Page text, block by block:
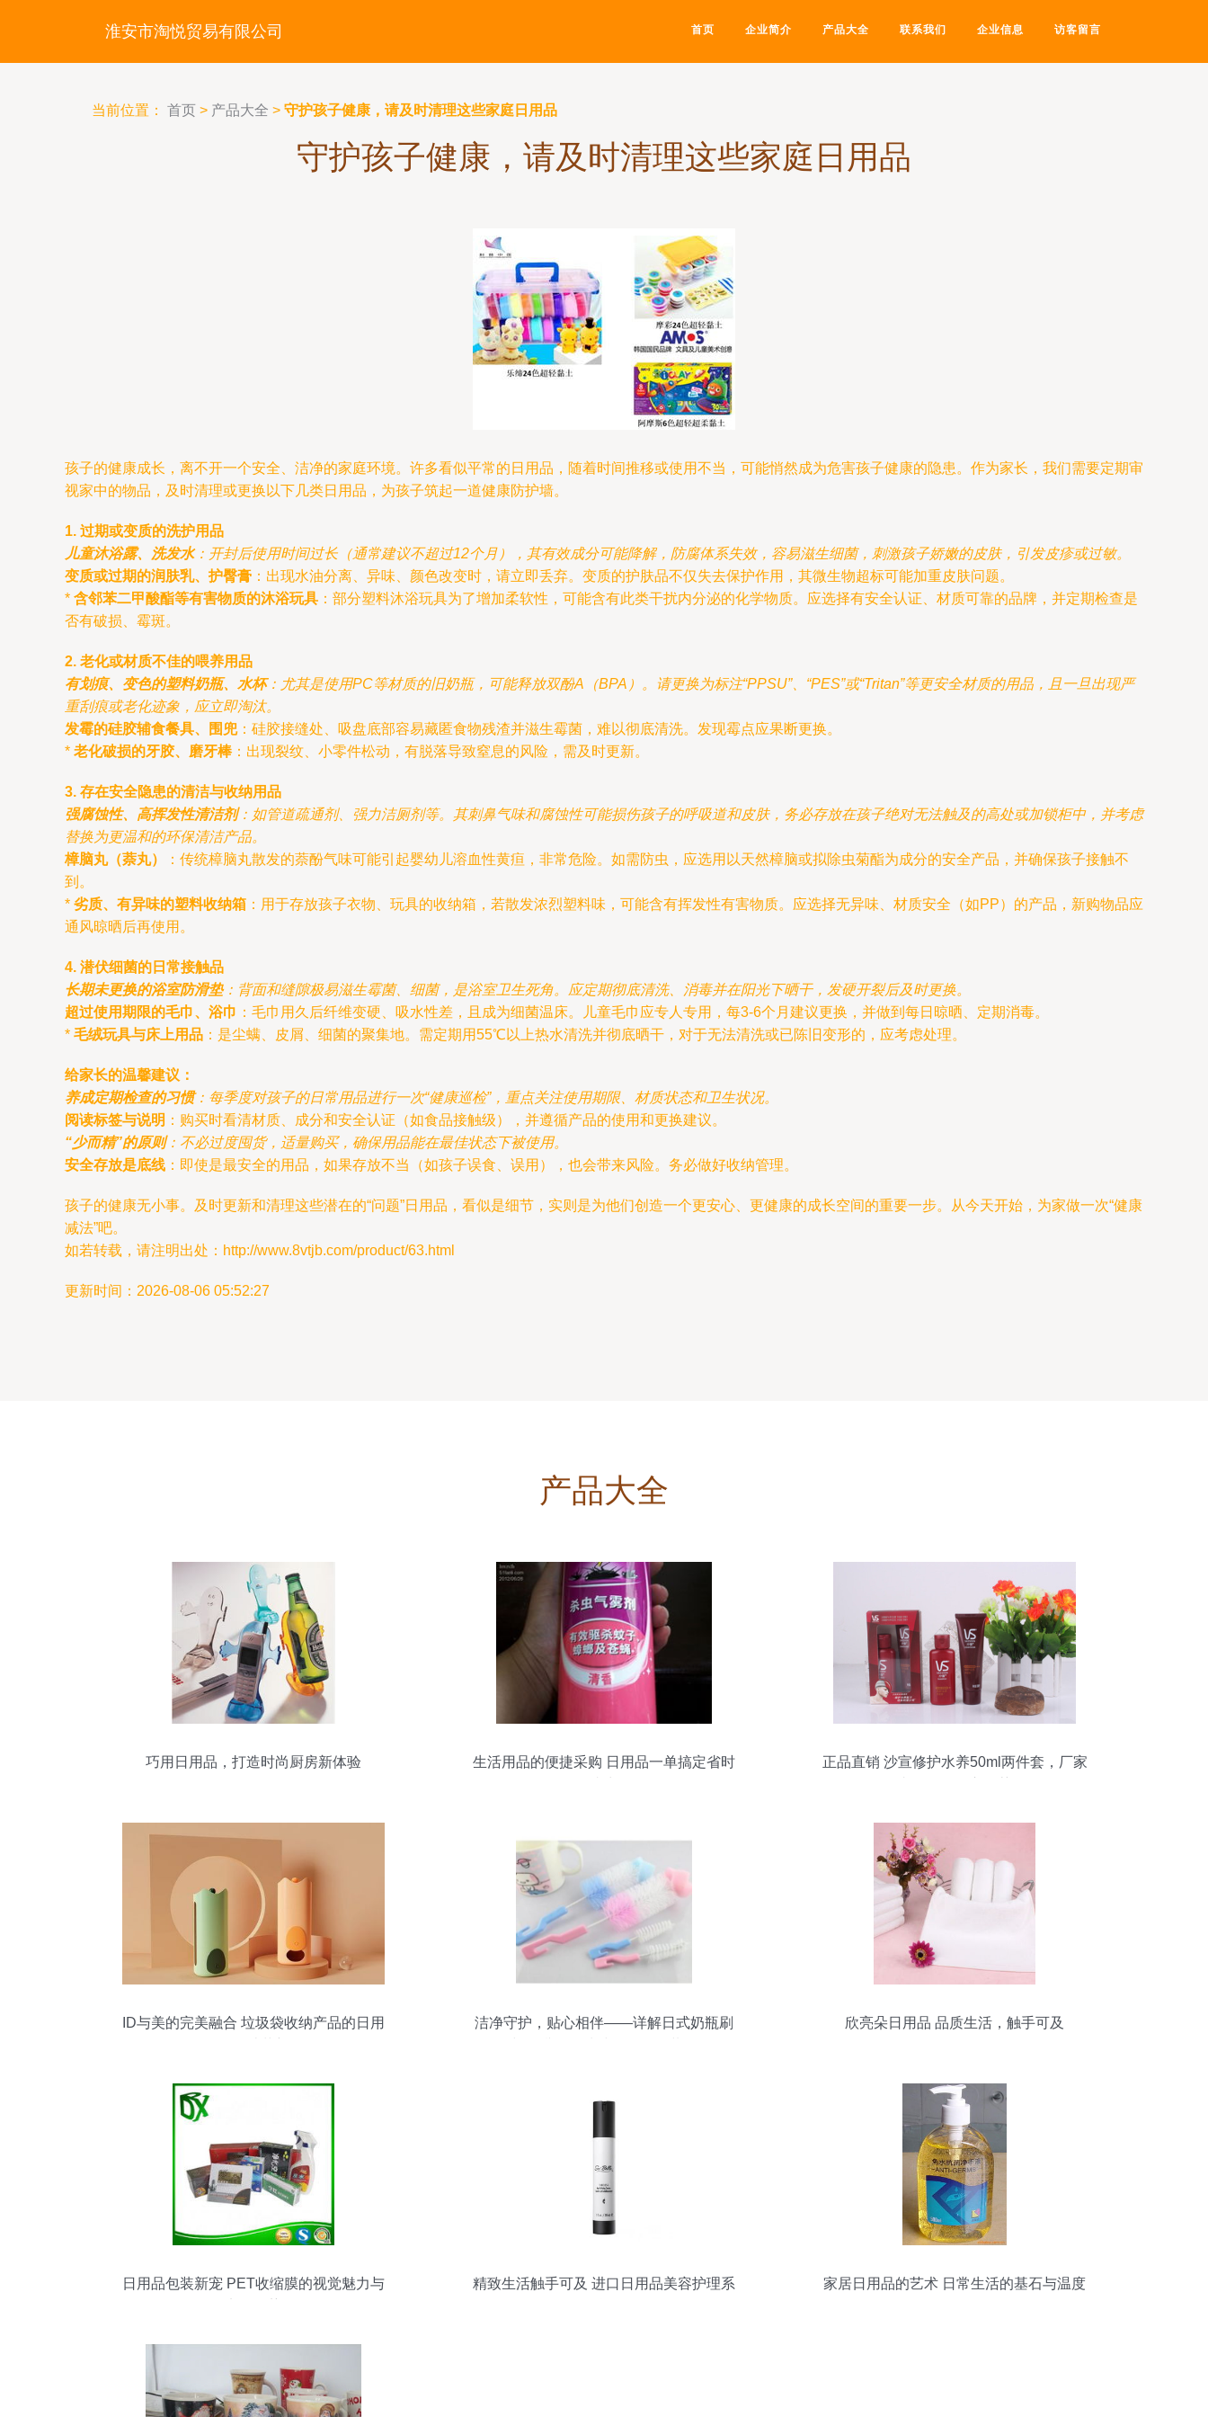
淮安市淘悦贸易有限公司 首页 企业简介 产品大全 联系我们 企业信息 访客留言
当前位置： 首页 > 产品大全 > 守护孩子健康，请及时清理这些家庭日用品
守护孩子健康，请及时清理这些家庭日用品
孩子的健康成长，离不开一个安全、洁净的家庭环境。许多看似平常的日用品，随着时间推移或使用不当，可能悄然成为危害孩子健康的隐患。作为家长，我们需要定期审
视家中的物品，及时清理或更换以下几类日用品，为孩子筑起一道健康防护墙。
1. 过期或变质的洗护用品
儿童沐浴露、洗发水：开封后使用时间过长（通常建议不超过12个月），其有效成分可能降解，防腐体系失效，容易滋生细菌，刺激孩子娇嫩的皮肤，引发皮疹或过敏。
变质或过期的润肤乳、护臀膏 ：出现水油分离、异味、颜色改变时，请立即丢弃。变质的护肤品不仅失去保护作用，其微生物超标可能加重皮肤问题。
* 含邻苯二甲酸酯等有害物质的沐浴玩具 ：部分塑料沐浴玩具为了增加柔软性，可能含有此类干扰内分泌的化学物质。应选择有安全认证、材质可靠的品牌，并定期检查是
否有破损、霉斑。
2. 老化或材质不佳的喂养用品
有划痕、变色的塑料奶瓶、水杯：尤其是使用PC等材质的旧奶瓶，可能释放双酚A（BPA）。请更换为标注“PPSU”、“PES”或“Tritan”等更安全材质的用品，且一旦出现严
重刮痕或老化迹象，应立即淘汰。
发霉的硅胶辅食餐具、围兜：硅胶接缝处、吸盘底部容易藏匿食物残渣并滋生霉菌，难以彻底清洗。发现霉点应果断更换。
* 老化破损的牙胶、磨牙棒：出现裂纹、小零件松动，有脱落导致窒息的风险，需及时更新。
3. 存在安全隐患的清洁与收纳用品
强腐蚀性、高挥发性清洁剂：如管道疏通剂、强力洁厕剂等。其刺鼻气味和腐蚀性可能损伤孩子的呼吸道和皮肤，务必存放在孩子绝对无法触及的高处或加锁柜中，并考虑
替换为更温和的环保清洁产品。
樟脑丸（萘丸）
：传统樟脑丸散发的萘酚气味可能引起婴幼儿溶血性黄疸，非常危险。如需防虫，应选用以天然樟脑或拟除虫菊酯为成分的安全产品，并确保孩子接触不
到。
* 劣质、有异味的塑料收纳箱 ：用于存放孩子衣物、玩具的收纳箱，若散发浓烈塑料味，可能含有挥发性有害物质。应选择无异味、材质安全（如PP）的产品，新购物品应
通风晾晒后再使用。
4. 潜伏细菌的日常接触品
长期未更换的浴室防滑垫：背面和缝隙极易滋生霉菌、细菌，是浴室卫生死角。应定期彻底清洗、消毒并在阳光下晒干，发硬开裂后及时更换。
超过使用期限的毛巾、浴巾 ：毛巾用久后纤维变硬、吸水性差，且成为细菌温床。儿童毛巾应专人专用，每3-6个月建议更换，并做到每日晾晒、定期消毒。
* 毛绒玩具与床上用品 ：是尘螨、皮屑、细菌的聚集地。需定期用55℃以上热水清洗并彻底晒干，对于无法清洗或已陈旧变形的，应考虑处理。
给家长的温馨建议：
养成定期检查的习惯：每季度对孩子的日常用品进行一次“健康巡检”，重点关注使用期限、材质状态和卫生状况。
阅读标签与说明 ：购买时看清材质、成分和安全认证（如食品接触级），并遵循产品的使用和更换建议。
“少而精”的原则：不必过度囤货，适量购买，确保用品能在最佳状态下被使用。
安全存放是底线 ：即使是最安全的用品，如果存放不当（如孩子误食、误用），也会带来风险。务必做好收纳管理。
孩子的健康无小事。及时更新和清理这些潜在的“问题”日用品，看似是细节，实则是为他们创造一个更安心、更健康的成长空间的重要一步。从今天开始，为家做一次“健康
减法”吧。
如若转载，请注明出处：http://www.8vtjb.com/product/63.html
更新时间：2026-08-06 05:52:27
产品大全
巧用日用品，打造时尚厨房新体验
生活用品的便捷采购 日用品一单搞定省时
正品直销 沙宣修护水养50ml两件套，厂家
ID与美的完美融合 垃圾袋收纳产品的日用
洁净守护，贴心相伴——详解日式奶瓶刷
欣亮朵日用品 品质生活，触手可及
日用品包装新宠 PET收缩膜的视觉魅力与
精致生活触手可及 进口日用品美容护理系
家居日用品的艺术 日常生活的基石与温度